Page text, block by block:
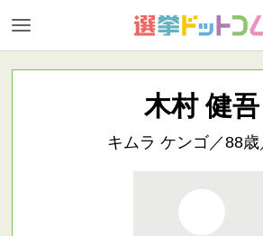
木村 健吾
キムラ ケンゴ／88歳